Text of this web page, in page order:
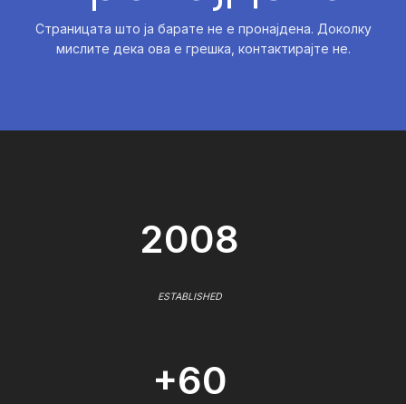
Страницата што ја барате не е пронајдена. Доколку
мислите дека ова е грешка, контактирајте не.
2008
ESTABLISHED
+60